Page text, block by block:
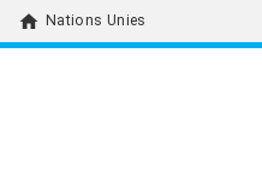
home Nations Unies